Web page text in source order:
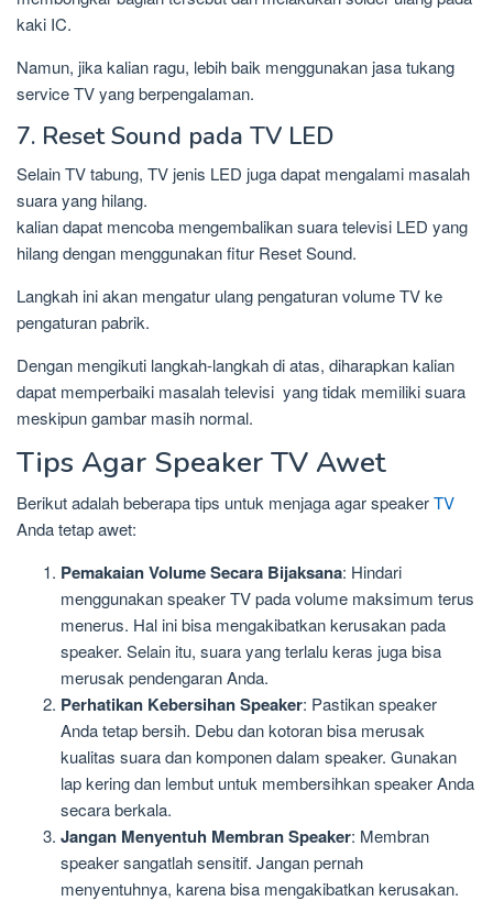
kaki IC.
Namun, jika kalian ragu, lebih baik menggunakan jasa tukang
service TV yang berpengalaman.
7. Reset Sound pada TV LED
Selain TV tabung, TV jenis LED juga dapat mengalami masalah
suara yang hilang.
kalian dapat mencoba mengembalikan suara televisi LED yang
hilang dengan menggunakan fitur Reset Sound.
Langkah ini akan mengatur ulang pengaturan volume TV ke
pengaturan pabrik.
Dengan mengikuti langkah-langkah di atas, diharapkan kalian
dapat memperbaiki masalah televisi yang tidak memiliki suara
meskipun gambar masih normal.
Tips Agar Speaker TV Awet
Berikut adalah beberapa tips untuk menjaga agar speakerTV
Anda tetap awet:
Pemakaian Volume Secara Bijaksana: Hindari
menggunakan speaker TV pada volume maksimum terus
menerus. Hal ini bisa mengakibatkan kerusakan pada
speaker. Selain itu, suara yang terlalu keras juga bisa
merusak pendengaran Anda.
Perhatikan Kebersihan Speaker: Pastikan speaker
Anda tetap bersih. Debu dan kotoran bisa merusak
kualitas suara dan komponen dalam speaker. Gunakan
lap kering dan lembut untuk membersihkan speaker Anda
secara berkala.
Jangan Menyentuh Membran Speaker: Membran
speaker sangatlah sensitif. Jangan pernah
menyentuhnya, karena bisa mengakibatkan kerusakan.